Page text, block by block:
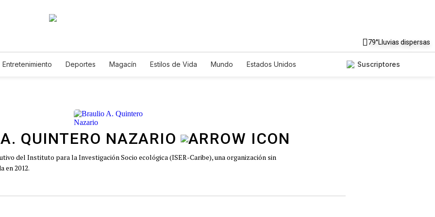
79°Lluvias dispersas
Entretenimiento Deportes Magacín Estilos de Vida Mundo
Estados Unidos
Suscriptores
QUINTERO NAZARIO
del Instituto para la Investigación Socio ecológica (ISER-Caribe), una organización sin
en 2012.